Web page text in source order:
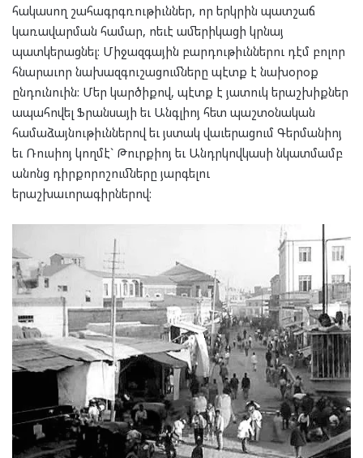
հակասող շահագրգռութիւններ, որ երկրին պատշաճ
կառավարման համար, ոեւէ ամերիկացի կրնայ
պատկերացնել: Միջազգային բարդութիւններու դէմ բոլոր
հնարաւոր նախազգուշացումները պէտք է նախօրօք
ընդունուին: Մեր կարծիքով, պէտք է յատուկ երաշխիքներ
ապահովել Ֆրանսայի եւ Անգլիոյ հետ պաշտօնական
համաձայնութիւններով եւ յստակ վաւերացում Գերմանիոյ
եւ Ռուսիոյ կողմէ` Թուրքիոյ եւ Անդրկովկասի նկատմամբ
անոնց դիրքորոշումները յարգելու
երաշխաւորագիրներով: